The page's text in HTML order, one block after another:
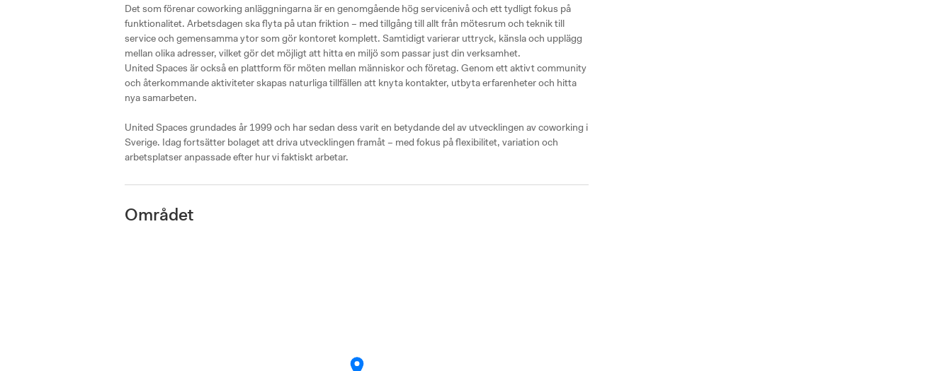
Det som förenar coworking anläggningarna är en genomgående hög servicenivå och ett tydligt fokus på
funktionalitet. Arbetsdagen ska flyta på utan friktion – med tillgång till allt från mötesrum och teknik till
service och gemensamma ytor som gör kontoret komplett. Samtidigt varierar uttryck, känsla och upplägg
mellan olika adresser, vilket gör det möjligt att hitta en miljö som passar just din verksamhet.
United Spaces är också en plattform för möten mellan människor och företag. Genom ett aktivt community
och återkommande aktiviteter skapas naturliga tillfällen att knyta kontakter, utbyta erfarenheter och hitta
nya samarbeten.
United Spaces grundades år 1999 och har sedan dess varit en betydande del av utvecklingen av coworking i
Sverige. Idag fortsätter bolaget att driva utvecklingen framåt – med fokus på flexibilitet, variation och
arbetsplatser anpassade efter hur vi faktiskt arbetar.
Området